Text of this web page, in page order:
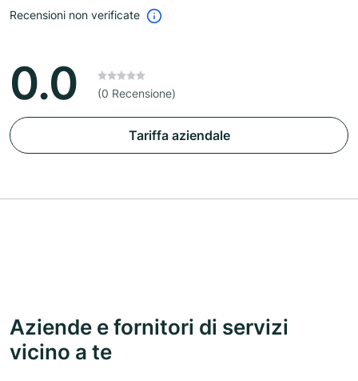
Recensioni non verificate
0.0 (0 Recensione)
Tariffa aziendale
Aziende e fornitori di servizi
vicino a te